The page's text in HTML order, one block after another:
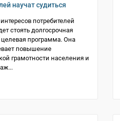
научат судиться
потребителей
стоять долгосрочная
целевая программа. Она
повышение
грамотности населения и